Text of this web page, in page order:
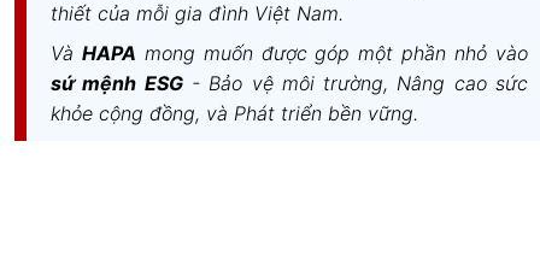
thiết của mỗi gia đình Việt Nam.
Và HAPA mong muốn được góp một phần nhỏ vào
sứ mệnh ESG- Bảo vệ môi trường, Nâng cao sức
khỏe cộng đồng, và Phát triển bền vững.